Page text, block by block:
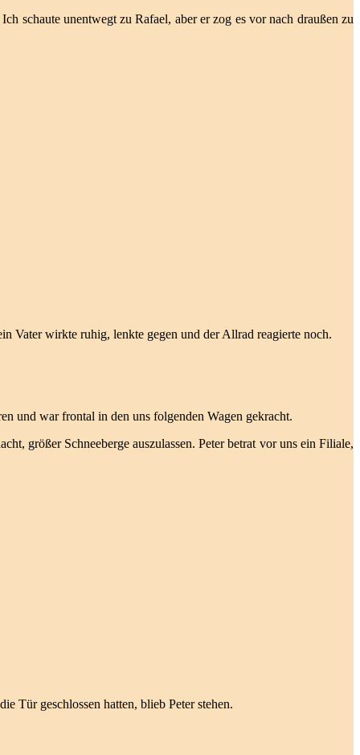
schaute unentwegt zu Rafael, aber er zog es vor nach draußen zu
Vater wirkte ruhig, lenkte gegen und der Allrad reagierte noch.
und war frontal in den uns folgenden Wagen gekracht.
größer Schneeberge auszulassen. Peter betrat vor uns ein Filiale,
Tür geschlossen hatten, blieb Peter stehen.